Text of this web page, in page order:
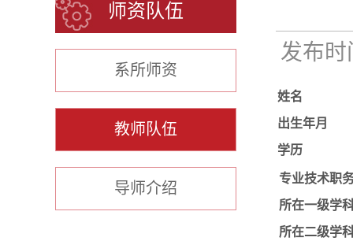
师资队伍
系所师资
教师队伍
导师介绍
发布
姓名
出生年月
学历
专业技术职
所在一级学
所在二级学